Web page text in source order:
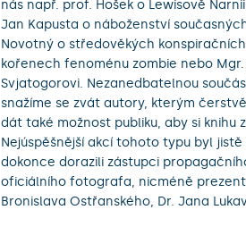
nás např. prof. Hošek o Lewisově
Jan Kapusta o náboženství
Novotný o středověkých
kořenech fenoménu zombie nebo
Svjatogorovi. Nezanedbatelnou
snažíme se zvát autory, kterým
dát také možnost publiku, aby si
Nejúspěšnější akcí tohoto typu byl
dokonce dorazili zástupci
oficiálního fotografa, nicméně
Bronislava Ostřanského, Dr. Jana